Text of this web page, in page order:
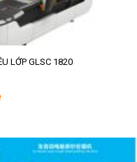
LỚP GLSC 1820